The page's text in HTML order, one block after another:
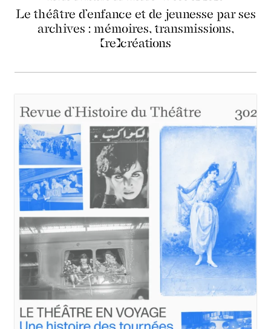
Le théâtre d’enfance et de jeunesse par ses
archives : mémoires, transmissions,
(re)créations